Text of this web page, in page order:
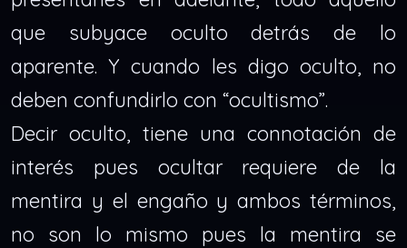
que subyace oculto detrás de lo
aparente. Y cuando les digo oculto, no
deben confundirlo con “ocultismo”.
Decir oculto, tiene una connotación de
interés pues ocultar requiere de la
mentira y el engaño y ambos términos,
no son lo mismo pues la mentira se